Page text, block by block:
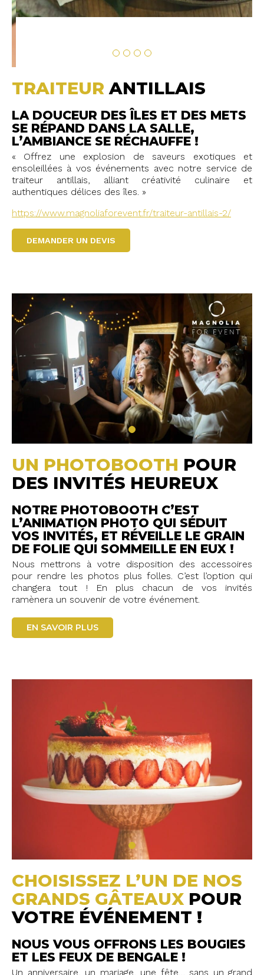
TRAITEURANTILLAIS
LA DOUCEUR DES ÎLES ET DES METS
SE RÉPAND DANS LA SALLE,
L’AMBIANCE SE RÉCHAUFFE !
« Offrez une explosion de saveurs exotiques et
ensoleillées à vos événements avec notre service de
traiteur antillais, alliant créativité culinaire et
authentiques délices des îles. »
https://www.magnoliaforevent.fr/traiteur-antillais-2/
DEMANDER UN DEVIS
UN PHOTOBOOTH POUR
DES INVITÉS HEUREUX
NOTRE PHOTOBOOTH C’EST
L’ANIMATION PHOTO QUI SÉDUIT
VOS INVITÉS, ET RÉVEILLE LE GRAIN
DE FOLIE QUI SOMMEILLE EN EUX !
Nous mettrons à votre disposition des accessoires
pour rendre les photos plus folles. C’est l’option qui
changera tout ! En plus chacun de vos invités
ramènera un souvenir de votre événement.
EN SAVOIR PLUS
CHOISISSEZ L’UN DE NOS
GRANDS GÂTEAUX POUR
VOTRE ÉVÉNEMENT !
NOUS VOUS OFFRONS LES BOUGIES
ET LES FEUX DE BENGALE !
Un anniversaire, un mariage, une fête… sans un grand